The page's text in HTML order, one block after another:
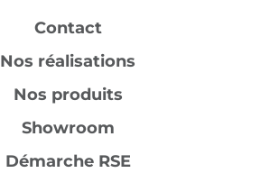
Contact
Nos réalisations
Nos produits
Showroom
Démarche RSE